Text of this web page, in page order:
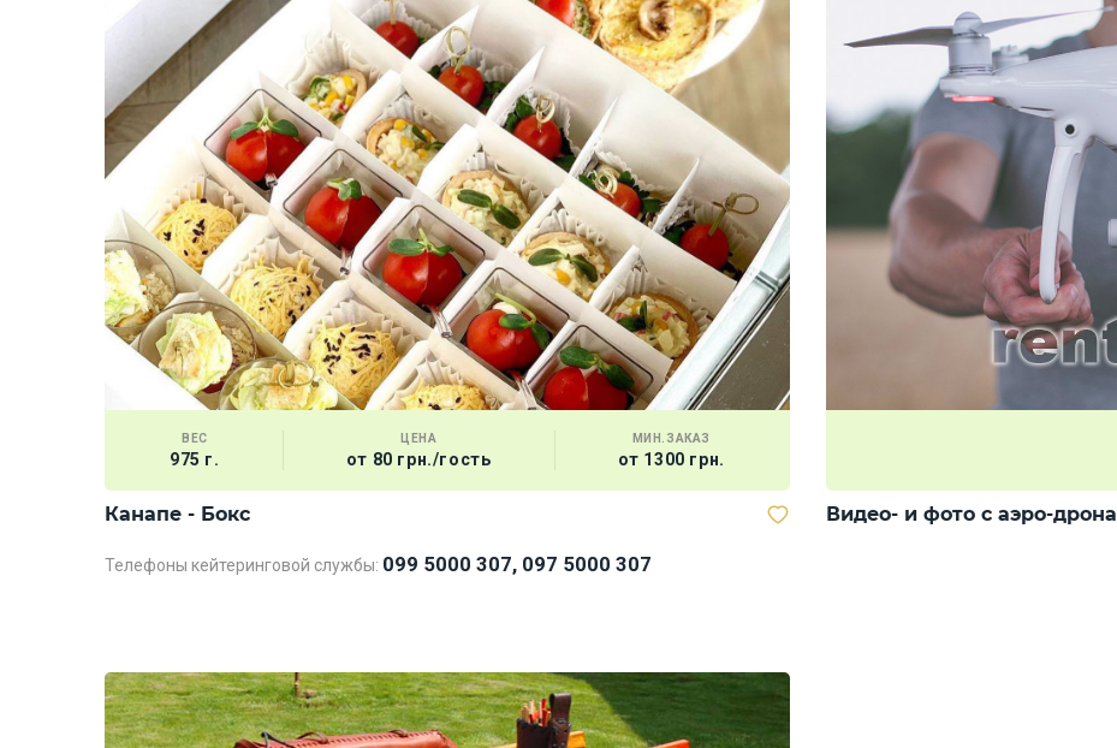
ВЕС
975 г.
ЦЕНА
от 80 грн./гость
МИН.ЗАКАЗ
от 1300 грн.
Канапе - Бокс
Телефоны кейтеринговой службы: 099 5000 307, 097 5000 307
Видео- и фото с аэро-дрона